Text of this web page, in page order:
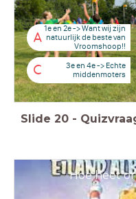
A
1e en 2e -> Want wij zijn
natuurlijk de beste van
Vroomshoop!!
C
3e en 4e -> Echte
middenmoters
Slide 20 -
Hoe heet